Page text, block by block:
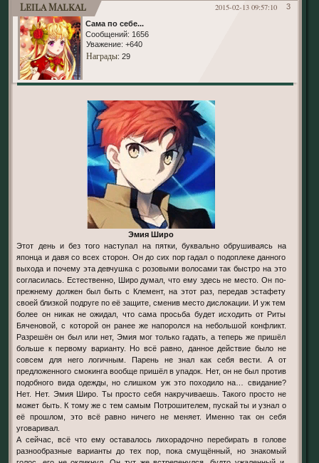
3
2015-02-13 09:57:10
Leila Malkal
Сама по себе...
Сообщений: 1656
Уважение: +640
Награды: 29
Эмия Широ
Этот день и без того наступал на пятки, буквально обрушиваясь на
японца и давя со всех сторон. Он до сих пор гадал о подоплеке данного
выхода и почему эта девчушка с розовыми волосами так быстро на это
согласилась. Естественно, Широ думал, что ему здесь не место. Он по-
прежнему должен был быть с Клемент, на этот раз, передав эстафету
своей близкой подруге по её защите, сменив место дислокации. И уж тем
более он никак не ожидал, что сама просьба будет исходить от Риты
Бяченовой, с которой он ранее же напоролся на небольшой конфликт.
Разрешён он был или нет, Эмия мог только гадать, а теперь же пришёл
больше к первому варианту. Но всё равно, данное действие было не
совсем для него логичным. Парень не знал как себя вести. А от
предложенного смокинга вообще пришёл в упадок. Нет, он не был против
подобного вида одежды, но слишком уж это походило на… свидание?
Нет. Нет. Эмия Широ. Ты просто себя накручиваешь. Такого просто не
может быть. К тому же с тем самым Потрошителем, пускай ты и узнал о
её прошлом, это всё равно ничего не меняет. Именно так он себя
уговаривал.
А сейчас, всё что ему оставалось лихорадочно перебирать в голове
разнообразные варианты до тех пор, пока смущённый, но знакомый